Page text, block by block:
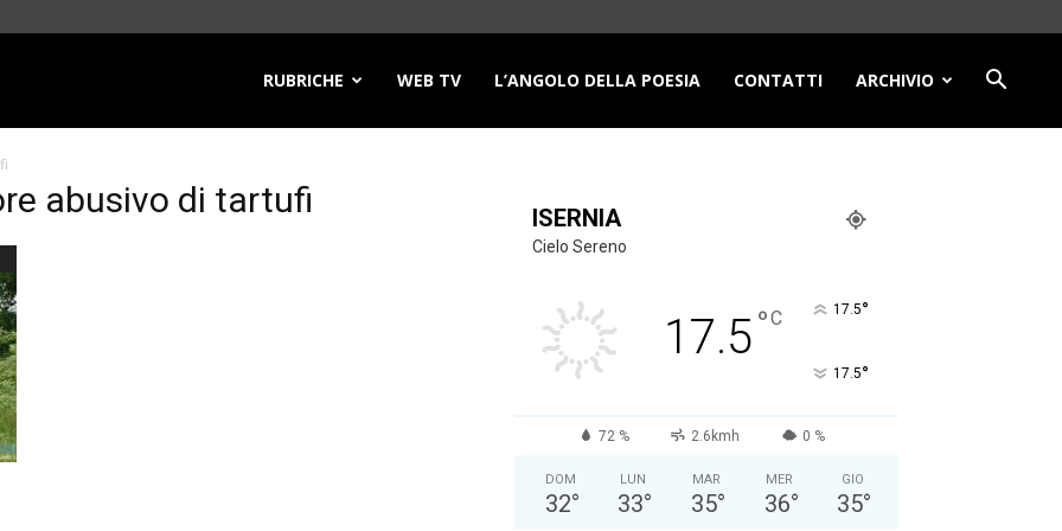
RUBRICHE WEB TV L’ANGOLO DELLA POESIA CONTATTI ARCHIVIO
abusivo di tartufi ISERNIA
Cielo Sereno
17.5°C 17.5°
17.5°
72 % 2.6kmh 0 %
DOM
32°
LUN
33°
MAR
35°
MER
36°
GIO
35°